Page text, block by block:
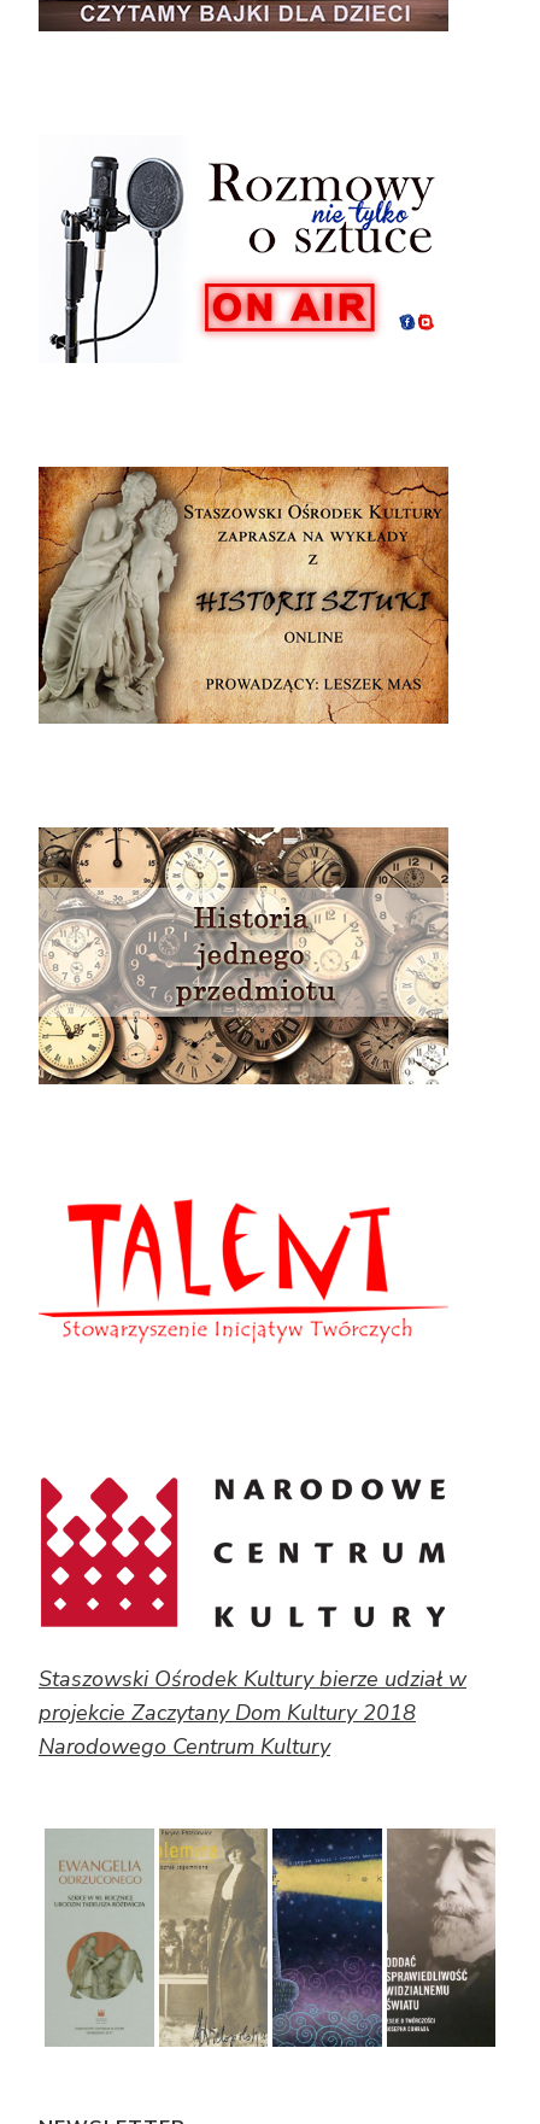
Staszowski Ośrodek Kultury bierze udział w
projekcie Zaczytany Dom Kultury 2018
Narodowego Centrum Kultury